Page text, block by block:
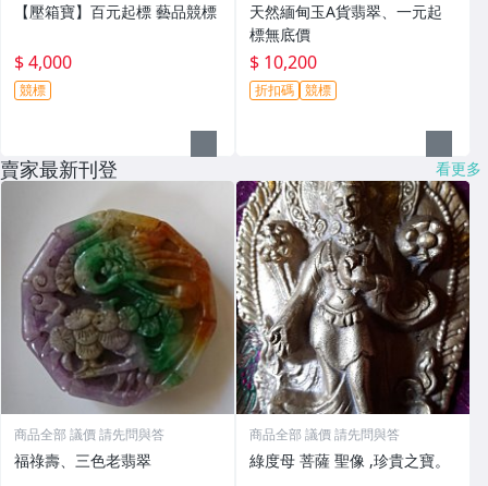
【壓箱寶】百元起標 藝品競標
$ 4,000
競標
天然緬甸玉A貨翡翠、一元起
標無底價
$ 10,200
折扣碼 競標
賣家最新刊登 看更多
商品全部 議價 請先問與答
福祿壽、三色老翡翠
商品全部 議價 請先問與答
綠度母 菩薩 聖像 ,珍貴之寶。